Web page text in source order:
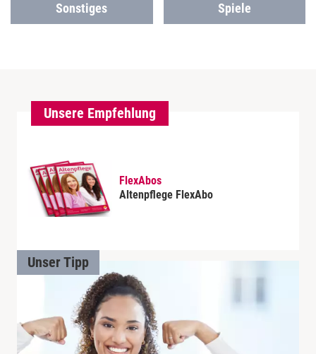
Sonstiges Spiele
Unsere Empfehlung
FlexAbos
Altenpflege FlexAbo
Unser Tipp